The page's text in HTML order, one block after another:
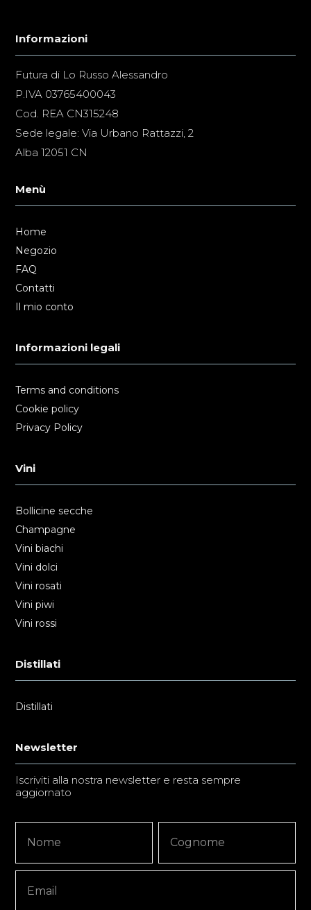
Informazioni
Futura di Lo Russo Alessandro
P.IVA 03765400043
Cod. REA CN315248
Sede legale: Via Urbano Rattazzi, 2
Alba 12051 CN
Menù
Home
Negozio
FAQ
Contatti
Il mio conto
Informazioni legali
Terms and conditions
Cookie policy
Privacy Policy
Vini
Bollicine secche
Champagne
Vini biachi
Vini dolci
Vini rosati
Vini piwi
Vini rossi
Distillati
Distillati
Newsletter
Iscriviti alla nostra newsletter e resta sempre
aggiornato
Signup
Copy